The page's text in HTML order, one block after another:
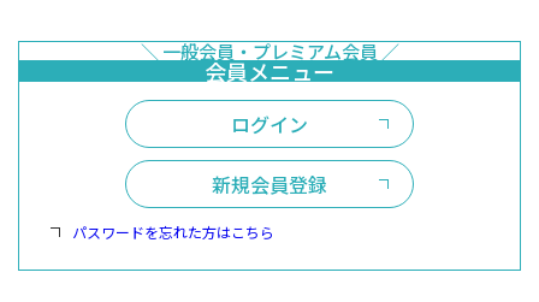
ログイン
新規会員登録
パスワードを忘れた方はこちら